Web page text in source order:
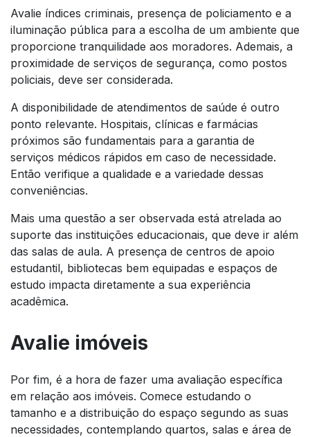
Avalie índices criminais, presença de policiamento e a
iluminação pública para a escolha de um ambiente que
proporcione tranquilidade aos moradores. Ademais, a
proximidade de serviços de segurança, como postos
policiais, deve ser considerada.
A disponibilidade de atendimentos de saúde é outro
ponto relevante. Hospitais, clínicas e farmácias
próximos são fundamentais para a garantia de
serviços médicos rápidos em caso de necessidade.
Então verifique a qualidade e a variedade dessas
conveniências.
Mais uma questão a ser observada está atrelada ao
suporte das instituições educacionais, que deve ir além
das salas de aula. A presença de centros de apoio
estudantil, bibliotecas bem equipadas e espaços de
estudo impacta diretamente a sua experiência
acadêmica.
Avalie imóveis
Por fim, é a hora de fazer uma avaliação específica
em relação aos imóveis. Comece estudando o
tamanho e a distribuição do espaço segundo as suas
necessidades, contemplando quartos, salas e área de